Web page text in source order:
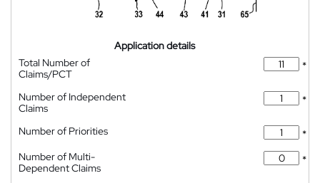
Application details
Total Number of
Claims/PCT
*
Number of Independent
Claims
*
Number of Priorities
*
Number of Multi-
Dependent Claims
*